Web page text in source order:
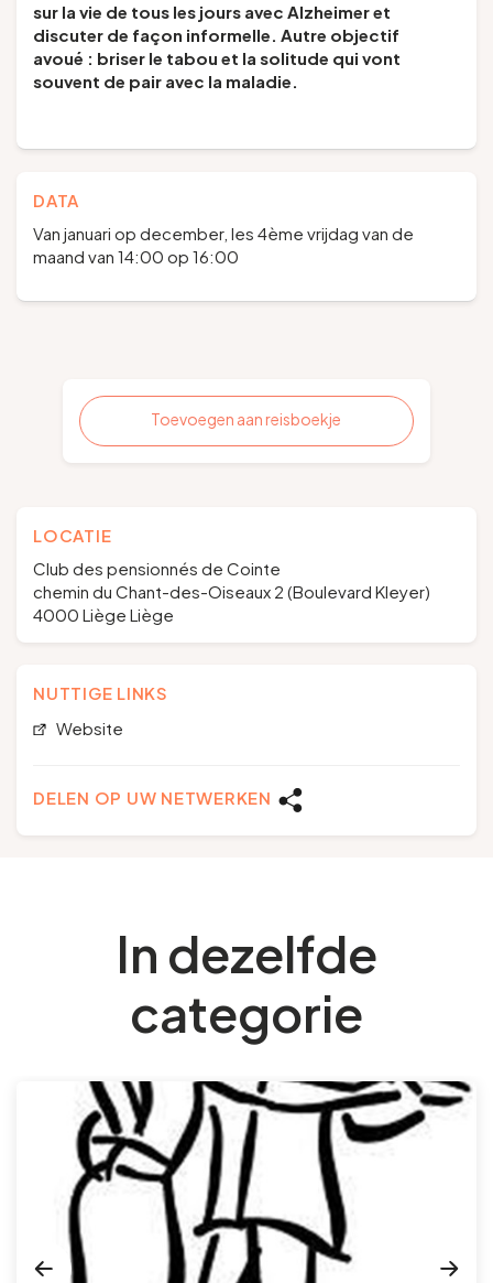
sur la vie de tous les jours avec Alzheimer et
discuter de façon informelle. Autre objectif
avoué : briser le tabou et la solitude qui vont
souvent de pair avec la maladie.
DATA
Van januari op december, les 4ème vrijdag van de
maand van 14:00 op 16:00
Toevoegen aan reisboekje
LOCATIE
Club des pensionnés de Cointe
chemin du Chant-des-Oiseaux 2 (Boulevard Kleyer)
4000 Liège Liège
NUTTIGE LINKS
Website
DELEN OP UW NETWERKEN
In dezelfde
categorie